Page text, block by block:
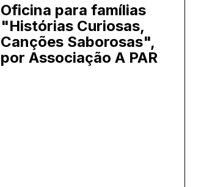
Oficina para famílias
"Histórias Curiosas,
Canções Saborosas",
por Associação A PAR